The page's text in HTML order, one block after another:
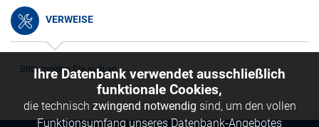
VERWEISE
Bitte melden Sie sich an.
Ihre Datenbank verwendet ausschließlich
funktionale Cookies,
die technisch zwingend notwendig sind, um den vollen
Funktionsumfang unseres Datenbank-Angebotes